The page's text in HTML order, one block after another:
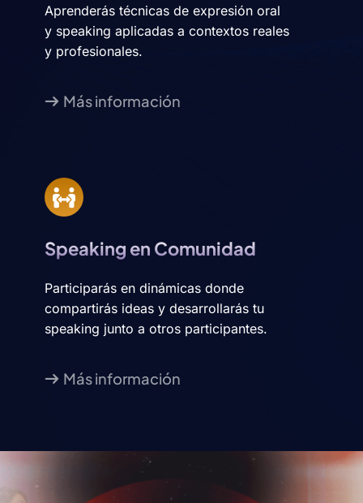
Aprenderás técnicas de expresión oral
y speaking aplicadas a contextos reales
y profesionales.
Más información
Speaking en Comunidad
Participarás en dinámicas donde
compartirás ideas y desarrollarás tu
speaking junto a otros participantes.
Más información